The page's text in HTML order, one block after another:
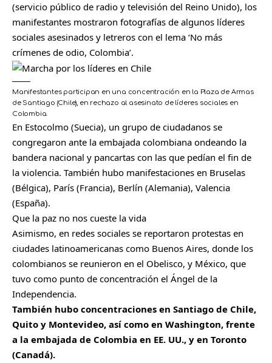
(servicio público de radio y televisión del Reino Unido), los
manifestantes mostraron fotografías de algunos líderes
sociales asesinados y letreros con el lema ‘No más
crímenes de odio, Colombia’.
Manifestantes participan en una concentración en la Plaza de Armas
de Santiago (Chile), en rechazo al asesinato de líderes sociales en
Colombia.
En Estocolmo (Suecia), un grupo de ciudadanos se
congregaron ante la embajada colombiana ondeando la
bandera nacional y pancartas con las que pedían el fin de
la violencia. También hubo manifestaciones en Bruselas
(Bélgica), París (Francia), Berlín (Alemania), Valencia
(España).
Que la paz no nos cueste la vida
Asimismo, en redes sociales se reportaron protestas en
ciudades latinoamericanas como Buenos Aires, donde los
colombianos se reunieron en el Obelisco, y México, que
tuvo como punto de concentración el Ángel de la
Independencia.
También hubo concentraciones en Santiago de Chile,
Quito y Montevideo, así como en Washington, frente
a la embajada de Colombia en EE. UU., y en Toronto
(Canadá).